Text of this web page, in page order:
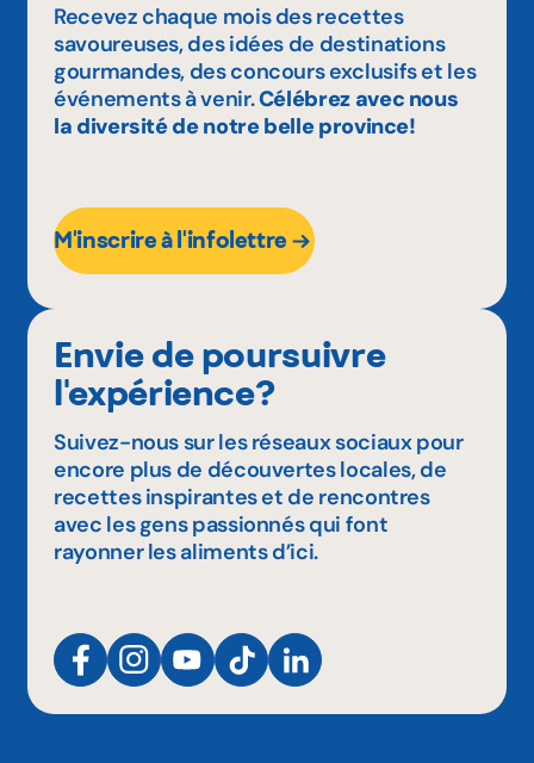
Recevez chaque mois des recettes
savoureuses, des idées de destinations
gourmandes, des concours exclusifs et les
événements à venir.Célébrez avec nous
la diversité de notre belle province!
M'inscrire à l'infolettre
Envie de poursuivre
l'expérience?
Suivez-nous sur les réseaux sociaux pour
encore plus de découvertes locales, de
recettes inspirantes et de rencontres
avec les gens passionnés qui font
rayonner les aliments d’ici.